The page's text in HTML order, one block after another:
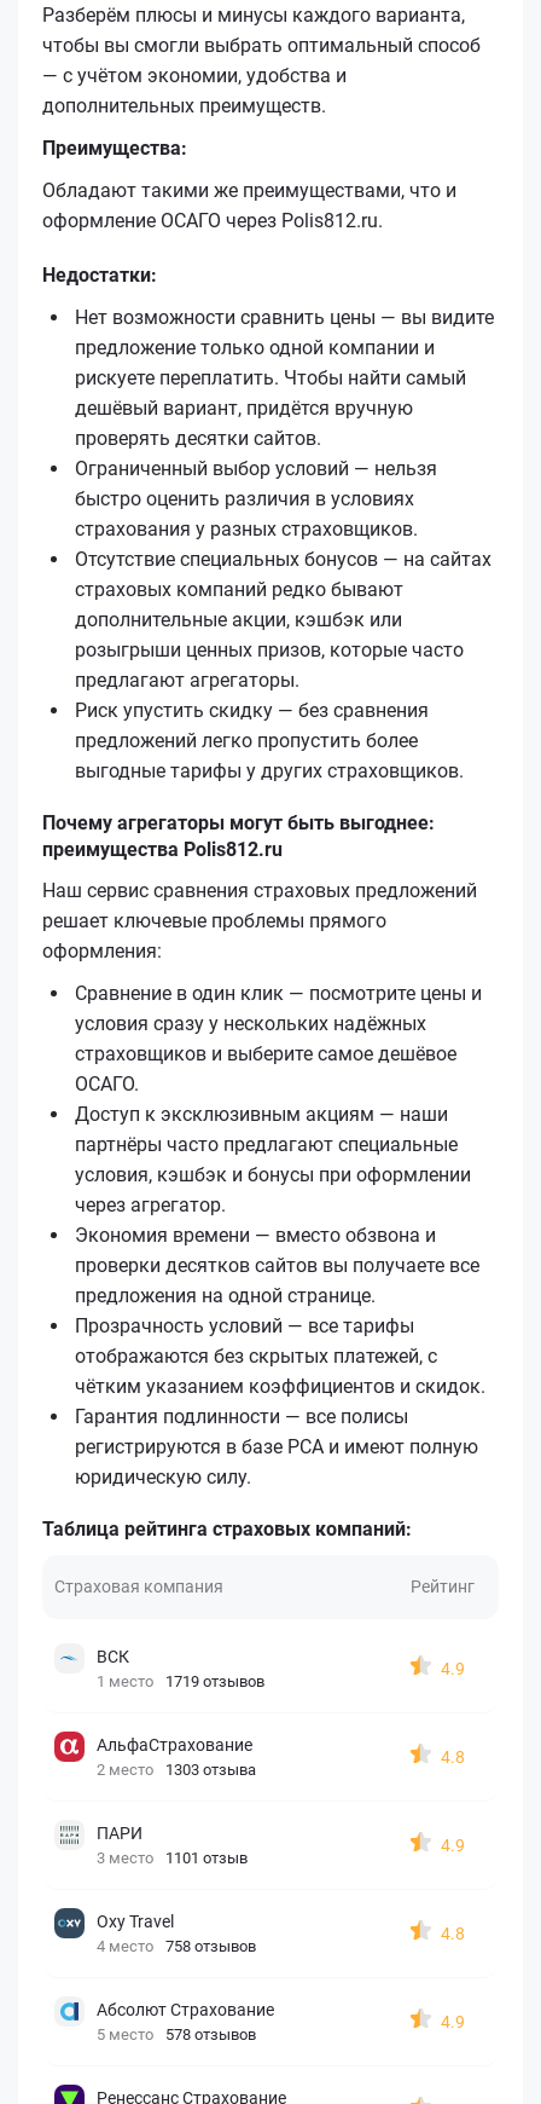
Разберём плюсы и минусы каждого варианта,
чтобы вы смогли выбрать оптимальный способ
— с учётом экономии, удобства и
дополнительных преимуществ.
Преимущества:
Обладают такими же преимуществами, что и
оформление ОСАГО через Polis812.ru.
Недостатки:
Нет возможности сравнить цены — вы видите
предложение только одной компании и
рискуете переплатить. Чтобы найти самый
дешёвый вариант, придётся вручную
проверять десятки сайтов.
Ограниченный выбор условий — нельзя
быстро оценить различия в условиях
страхования у разных страховщиков.
Отсутствие специальных бонусов — на сайтах
страховых компаний редко бывают
дополнительные акции, кэшбэк или
розыгрыши ценных призов, которые часто
предлагают агрегаторы.
Риск упустить скидку — без сравнения
предложений легко пропустить более
выгодные тарифы у других страховщиков.
Почему агрегаторы могут быть выгоднее:
преимущества Polis812.ru
Наш сервис сравнения страховых предложений
решает ключевые проблемы прямого
оформления:
Сравнение в один клик — посмотрите цены и
условия сразу у нескольких надёжных
страховщиков и выберите самое дешёвое
ОСАГО.
Доступ к эксклюзивным акциям — наши
партнёры часто предлагают специальные
условия, кэшбэк и бонусы при оформлении
через агрегатор.
Экономия времени — вместо обзвона и
проверки десятков сайтов вы получаете все
предложения на одной странице.
Прозрачность условий — все тарифы
отображаются без скрытых платежей, с
чётким указанием коэффициентов и скидок.
Гарантия подлинности — все полисы
регистрируются в базе РСА и имеют полную
юридическую силу.
Таблица рейтинга страховых компаний:
Страховая компания Рейтинг
ВСК
1 место 1719 отзывов
4.9
АльфаСтрахование
2 место 1303 отзыва
4.8
ПАРИ
3 место 1101 отзыв
4.9
Oxy Travel
4 место 758 отзывов
4.8
Абсолют Страхование
5 место 578 отзывов
4.9
Ренессанс Страхование